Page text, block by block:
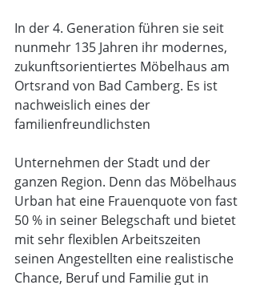
In der 4. Generation führen sie seit
nunmehr 135 Jahren ihr modernes,
zukunftsorientiertes Möbelhaus am
Ortsrand von Bad Camberg. Es ist
nachweislich eines der
familienfreundlichsten
Unternehmen der Stadt und der
ganzen Region. Denn das Möbelhaus
Urban hat eine Frauenquote von fast
50 % in seiner Belegschaft und bietet
mit sehr flexiblen Arbeitszeiten
seinen Angestellten eine realistische
Chance, Beruf und Familie gut in